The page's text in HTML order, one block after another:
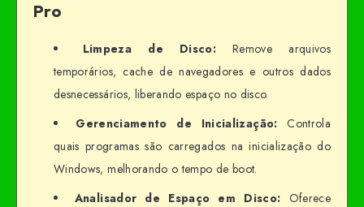
Pro
Limpeza de Disco: Remove arquivos
temporários, cache de navegadores e outros dados
desnecessários, liberando espaço no disco.
Gerenciamento de Inicialização: Controla
quais programas são carregados na inicialização do
Windows, melhorando o tempo de boot.
Analisador de Espaço em Disco: Oferece